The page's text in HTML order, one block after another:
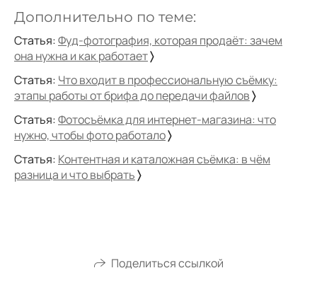
Дополнительно по теме:
Статья:Фуд-фотография, которая продаёт: зачем
она нужна и как работает〉
Статья: Что входит в профессиональную съёмку:
этапы работы от брифа до передачи файлов〉
Статья:Фотосъёмка для интернет-магазина: что
нужно, чтобы фото работало〉
Статья: Контентная и каталожная съёмка: в чём
разница и что выбрать〉
Поделиться ссылкой